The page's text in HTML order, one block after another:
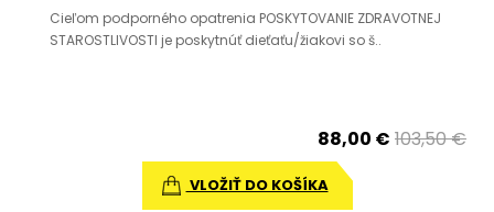
Cieľom podporného opatrenia POSKYTOVANIE ZDRAVOTNEJ
STAROSTLIVOSTI je poskytnúť dieťaťu/žiakovi so š..
88,00 € 103,50 €
VLOŽIŤ DO KOŠÍKA